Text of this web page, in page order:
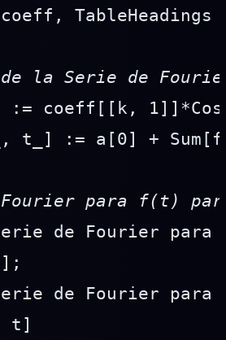
la Serie de
coeff[[k,
t_] := a[0] +
para f(t)
de Fourier
de Fourier
t]